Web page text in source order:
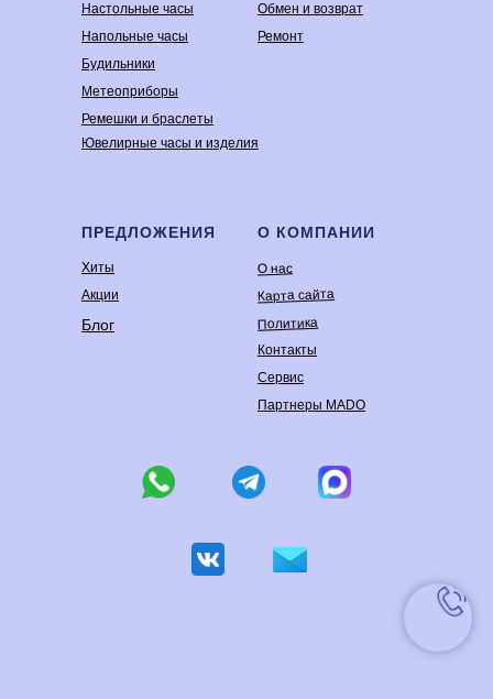
Настольные часы
Напольные часы
Будильники
Метеоприборы
Ремешки и браслеты
Ювелирные часы и изделия
ПРЕДЛОЖЕНИЯ
Хиты
Акции
Блог
Обмен и возврат
Ремонт
О КОМПАНИИ
О нас
Карта сайта
Политика
Контакты
Сервис
Партнеры MADO